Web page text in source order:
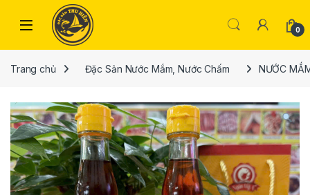
Skip to navigation
Skip to content
Open 0
Trang chủ Đặc Sản Nước Mắm, Nước Chấm NƯỚC